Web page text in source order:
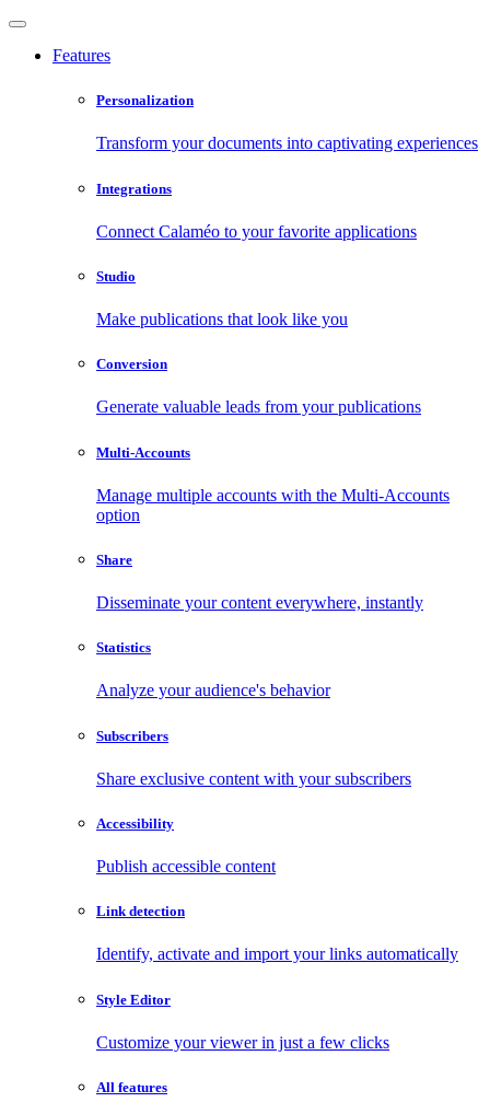
Features
Personalization
Transform your documents into captivating experiences
Integrations
Connect Calaméo to your favorite applications
Studio
Make publications that look like you
Conversion
Generate valuable leads from your publications
Multi-Accounts
Manage multiple accounts with the Multi-Accounts
option
Share
Disseminate your content everywhere, instantly
Statistics
Analyze your audience's behavior
Subscribers
Share exclusive content with your subscribers
Accessibility
Publish accessible content
Link detection
Identify, activate and import your links automatically
Style Editor
Customize your viewer in just a few clicks
All features